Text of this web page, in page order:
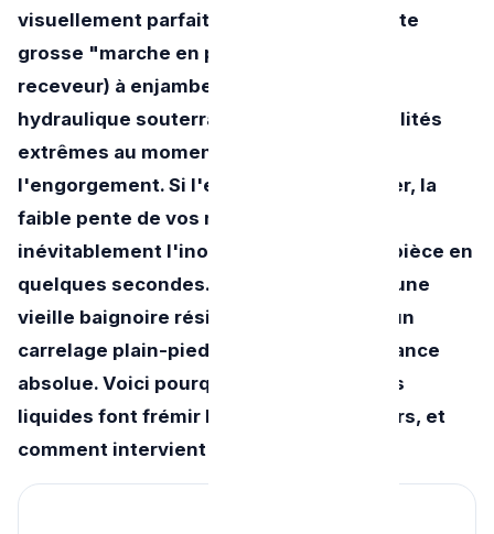
visuellement parfait de ne plus avoir cette
grosse "marche en plastique blanc" (le
receveur) à enjamber, son architecture
hydraulique souterraine recèle des fragilités
extrêmes au moment fatidique de
l'engorgement. Si l'eau peine à s'évacuer, la
faible pente de vos mosaïques crée
inévitablement l'inondation de toute la pièce en
quelques secondes. Et contrairement à une
vieille baignoire résistante, déboucher un
carrelage plain-pied nécessite une vigilance
absolue. Voici pourquoi les déboucheurs
liquides font frémir les artisans plombiers, et
comment intervient un professionnel.